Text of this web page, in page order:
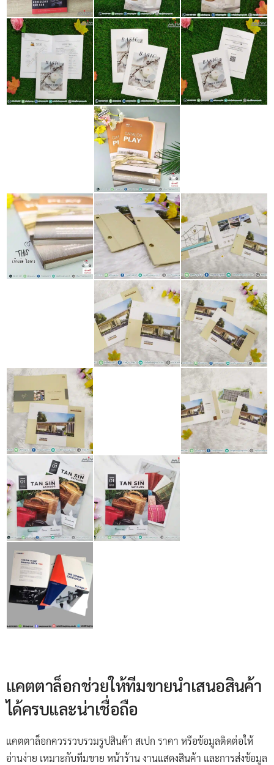
แคตตาล็อกช่วยให้ทีมขายนำเสนอสินค้า
ได้ครบและน่าเชื่อถือ
แคตตาล็อกควรรวบรวมรูปสินค้า สเปก ราคา หรือข้อมูลติดต่อให้
อ่านง่าย เหมาะกับทีมขาย หน้าร้าน งานแสดงสินค้า และการส่งข้อมูล